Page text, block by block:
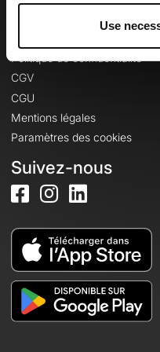
Use
Informations
Politique de confidentialité
CGV
CGU
Mentions légales
Paramètres des cookies
Suivez-nous